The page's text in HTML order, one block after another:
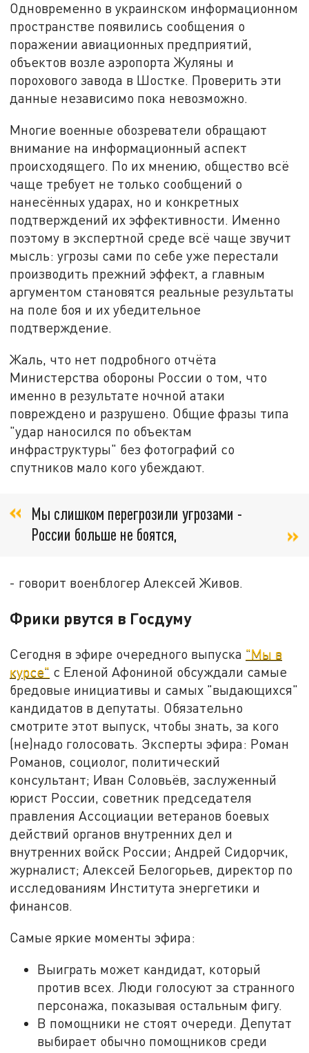
Одновременно в украинском информационном
пространстве появились сообщения о
поражении авиационных предприятий,
объектов возле аэропорта Жуляны и
порохового завода в Шостке. Проверить эти
данные независимо пока невозможно.
Многие военные обозреватели обращают
внимание на информационный аспект
происходящего. По их мнению, общество всё
чаще требует не только сообщений о
нанесённых ударах, но и конкретных
подтверждений их эффективности. Именно
поэтому в экспертной среде всё чаще звучит
мысль: угрозы сами по себе уже перестали
производить прежний эффект, а главным
аргументом становятся реальные результаты
на поле боя и их убедительное
подтверждение.
Жаль, что нет подробного отчёта
Министерства обороны России о том, что
именно в результате ночной атаки
повреждено и разрушено. Общие фразы типа
"удар наносился по объектам
инфраструктуры" без фотографий со
спутников мало кого убеждают.
Мы слишком перегрозили угрозами -
России больше не боятся,
- говорит военблогер Алексей Живов.
Фрики рвутся в Госдуму
Сегодня в эфире очередного выпуска "Мы в
курсе" с Еленой Афониной обсуждали самые
бредовые инициативы и самых "выдающихся"
кандидатов в депутаты. Обязательно
смотрите этот выпуск, чтобы знать, за кого
(не)надо голосовать. Эксперты эфира: Роман
Романов, социолог, политический
консультант; Иван Соловьёв, заслуженный
юрист России, советник председателя
правления Ассоциации ветеранов боевых
действий органов внутренних дел и
внутренних войск России; Андрей Сидорчик,
журналист; Алексей Белогорьев, директор по
исследованиям Института энергетики и
финансов.
Самые яркие моменты эфира:
Выиграть может кандидат, который
против всех. Люди голосуют за странного
персонажа, показывая остальным фигу.
В помощники не стоят очереди. Депутат
выбирает обычно помощников среди